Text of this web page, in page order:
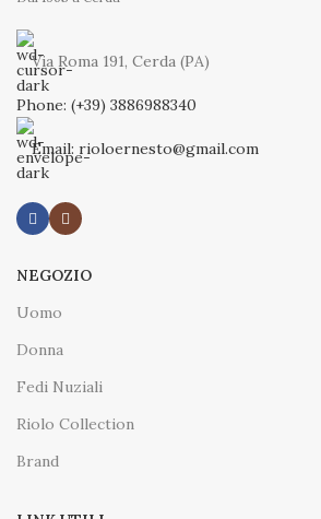
Via Roma 191, Cerda (PA)
Phone: (+39) 3886988340
Email: rioloernesto@gmail.com
NEGOZIO
Uomo
Donna
Fedi Nuziali
Riolo Collection
Brand